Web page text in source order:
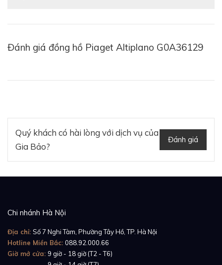
Đánh giá đồng hồ Piaget Altiplano G0A36129
Quý khách có hài lòng với dịch vụ của
Gia Bảo?
Đánh giá
Chi nhánh Hà Nội
Địa chỉ: Số 7 Nghi Tàm, Phường Tây Hồ, TP. Hà Nội
Hotline Miền Bắc: 088.92.000.66
Giờ mở cửa: 9 giờ - 18 giờ (T2 - T6)